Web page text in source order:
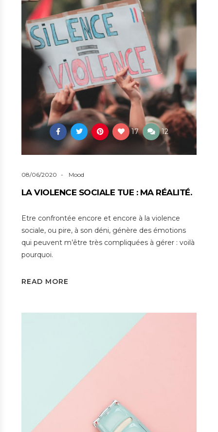
17 12
08/06/2020 Mood
LA VIOLENCE SOCIALE TUE : MA RÉALITÉ.
Etre confrontée encore et encore à la violence
sociale, ou pire, à son déni, génère des émotions
qui peuvent m’être très compliquées à gérer : voilà
pourquoi.
READ MORE